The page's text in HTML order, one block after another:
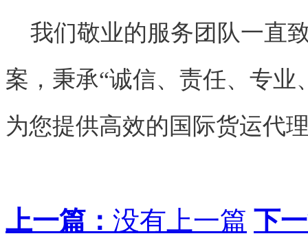
我们敬业的服务团队一直
案，秉承“诚信、责任、专
为您提供高效的国际货运代
上一篇： 没有上一篇 下